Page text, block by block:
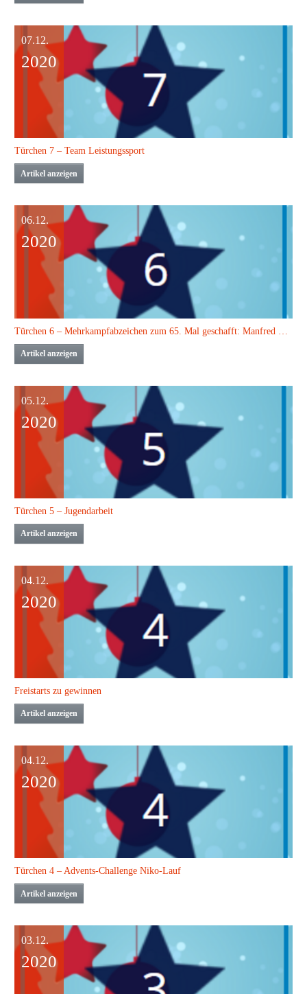
07.12.
2020
Türchen 7 – Team Leistungssport
Artikel anzeigen
06.12.
2020
Artikel anzeigen
05.12.
2020
Türchen 5 – Jugendarbeit
Artikel anzeigen
04.12.
2020
Freistarts zu gewinnen
Artikel anzeigen
04.12.
2020
Türchen 4 – Advents-Challenge Niko-Lauf
Artikel anzeigen
03.12.
2020